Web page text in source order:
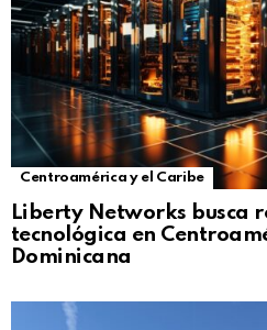
Centroamérica y el Caribe
Liberty Networks busca
tecnológica en
Dominicana